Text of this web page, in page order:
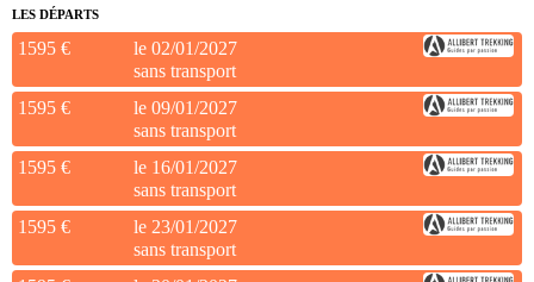
LES DÉPARTS
1595 €
le 02/01/2027
sans transport
1595 €
le 09/01/2027
sans transport
1595 €
le 16/01/2027
sans transport
1595 €
le 23/01/2027
sans transport